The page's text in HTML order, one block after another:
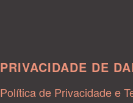
PRIVACIDADE DE
Política de Privacidade e